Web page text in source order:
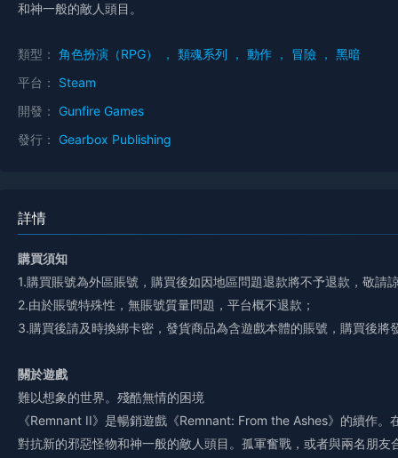
和神一般的敵人頭目。
類型： 角色扮演（RPG） ， 類魂系列 ， 動作 ， 冒險 ， 黑暗
平台： Steam
開發： Gunfire Games
發行： Gearbox Publishing
詳情
購買須知
1.購買賬號為外區賬號，購買後如因地區問題退款將不予退款，敬請
2.由於賬號特殊性，無賬號質量問題，平台概不退款；
3.購買後請及時換綁卡密，發貨商品為含遊戲本體的賬號，購買後將
關於遊戲
難以想象的世界。殘酷無情的困境
《Remnant II》是暢銷遊戲《Remnant: From the Ashes》的續作
對抗新的邪惡怪物和神一般的敵人頭目。孤軍奮戰，或者與兩名朋